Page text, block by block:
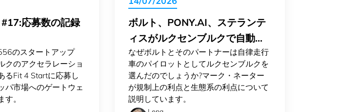
応募数の記録
のスタートアップ
クのアクセラレーショ
るFit 4 Startに応募し
パ市場へのゲートウェ
。
ボルト、PONY.AI、ステランテ
ィスがルクセンブルクで自動運
転をテスト
なぜボルトとそのパートナーは自律走行
車のパイロットとしてルクセンブルクを
選んだのでしょうか?マーク・ネーター
が規制上の利点と生態系の利点について
説明しています。